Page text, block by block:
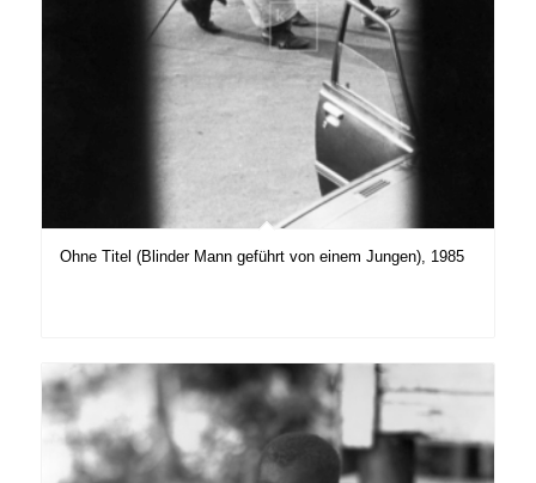
Ohne Titel (Blinder Mann geführt von einem Jungen), 1985